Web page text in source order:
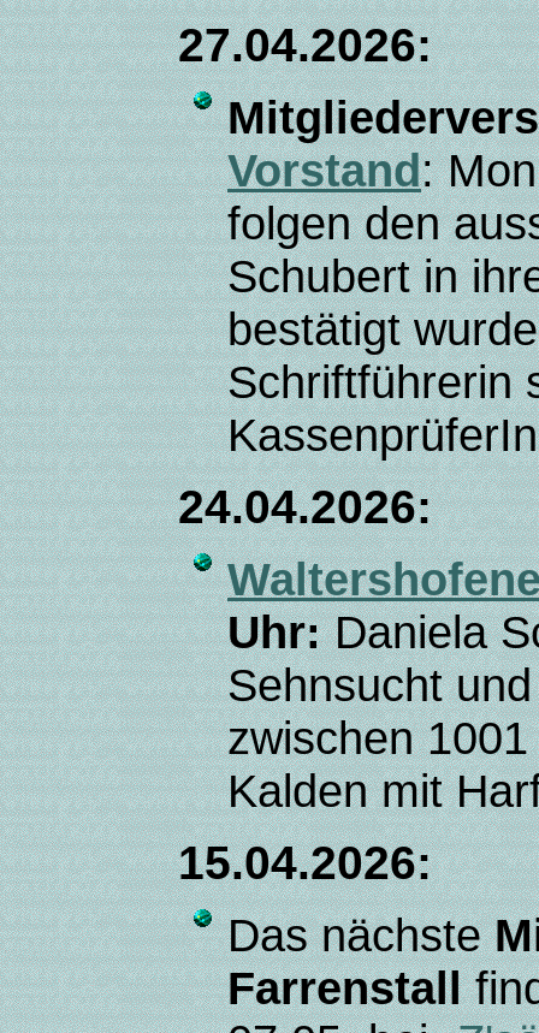
27.04.2026:
Vorstand:
folgen den
Schubert in
bestätigt
Schriftführerin
24.04.2026:
Uhr:Daniela
Sehnsucht
zwischen
Kalden mit
15.04.2026:
Das nächste
Farrenstall